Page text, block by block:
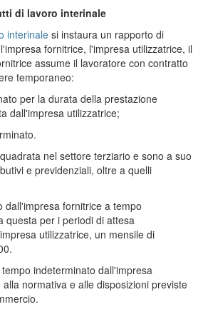
di lavoro interinale
interinale si instaura un rapporto di
fornitrice, l'impresa utilizzatrice, il
assume il lavoratore con contratto
temporaneo:
per la durata della prestazione
dall'impresa utilizzatrice;
nel settore terziario e sono a suo
e previdenziali, oltre a quelli
dall'impresa fornitrice a tempo
questa per i periodi di attesa
utilizzatrice, un mensile di
indeterminato dall'impresa
normativa e alle disposizioni previste